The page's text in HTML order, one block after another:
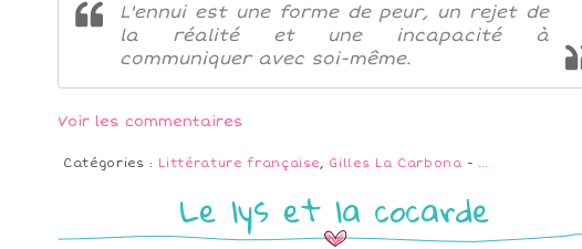
L'ennui est une forme de peur, un rejet de
la réalité et une incapacité à
communiquer avec soi-même.
Voir les commentaires
Catégories : Littérature française, Gilles La Carbona - …
Le lys et la cocarde